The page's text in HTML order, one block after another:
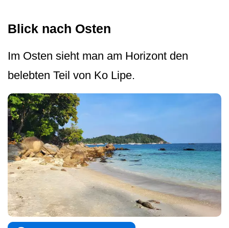
Blick nach Osten
Im Osten sieht man am Horizont den
belebten Teil von Ko Lipe.